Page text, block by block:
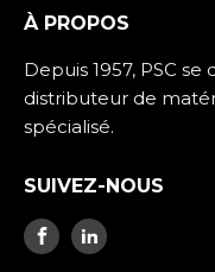
À PROPOS
Depuis 1957, PSC
distributeur de
spécialisé.
SUIVEZ-NOUS